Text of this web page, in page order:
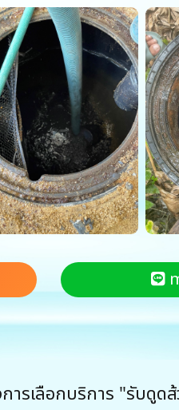
ารเลือกบริการ "รับดูด